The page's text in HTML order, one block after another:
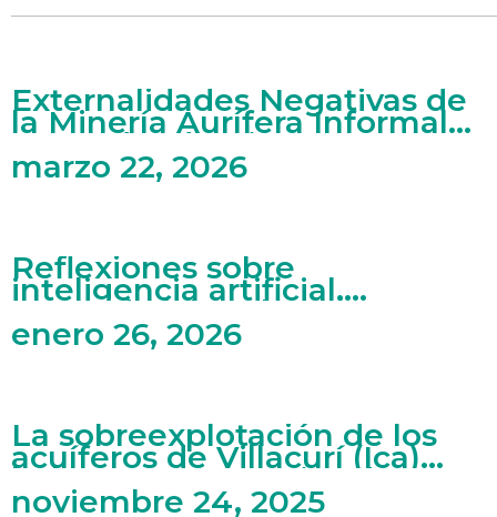
Externalidades Negativas de
la Minería Aurífera Informal
en Madre de Dios
marzo 22, 2026
Reflexiones sobre
inteligencia artificial,
mercado laboral y artes
enero 26, 2026
La sobreexplotación de los
acuíferos de Villacurí (Ica)
bajo una perspectiva de
economía ecológica
noviembre 24, 2025